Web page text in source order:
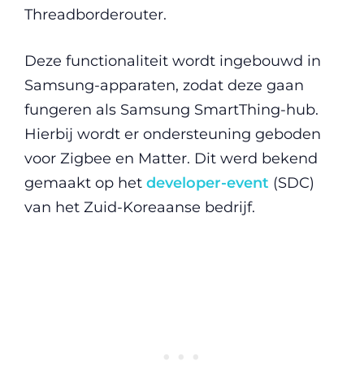
Threadborderouter.
Deze functionaliteit wordt ingebouwd in
Samsung-apparaten, zodat deze gaan
fungeren als Samsung SmartThing-hub.
Hierbij wordt er ondersteuning geboden
voor Zigbee en Matter. Dit werd bekend
gemaakt op het developer-event (SDC)
van het Zuid-Koreaanse bedrijf.